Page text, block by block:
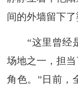
间的外墙留下了
“这里曾经是
场地之一，担
角色。”日前，